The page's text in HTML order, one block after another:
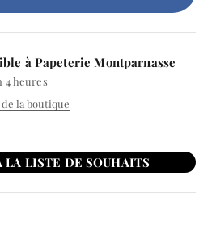
à Papeterie Montparnasse
4 heures
la boutique